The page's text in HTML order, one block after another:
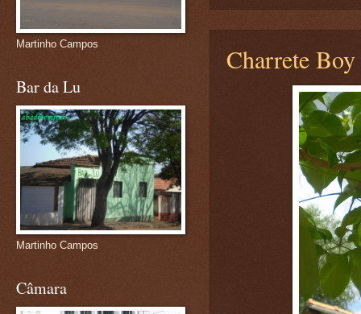
Charrete Boy
Martinho Campos
Bar da Lu
Martinho Campos
Câmara